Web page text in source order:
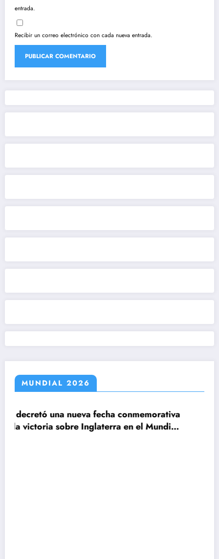
entrada.
Recibir un correo electrónico con cada nueva entrada.
MUNDIAL 2026
fecha conmemorativa
en el Mundial